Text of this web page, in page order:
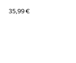
35,99 €